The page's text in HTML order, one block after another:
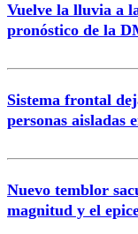
Vuelve la lluvia a
pronóstico de la
Sistema frontal
personas aisladas
Nuevo temblor
magnitud y el